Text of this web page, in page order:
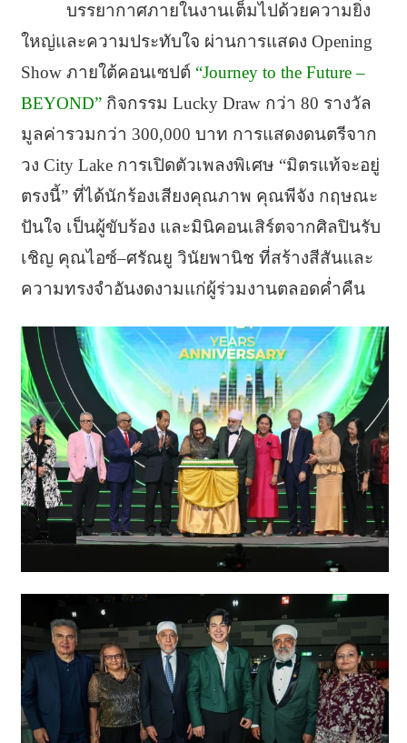
บรรยากาศภายในงานเต็มไปด้วยความยิ่ง
ใหญ่และความประทับใจ ผ่านการแสดง Opening
Show ภายใต้คอนเซปต์ “Journey to the Future –
BEYOND”กิจกรรม Lucky Draw กว่า 80 รางวัล
มูลค่ารวมกว่า 300,000 บาท การแสดงดนตรีจาก
วง City Lake การเปิดตัวเพลงพิเศษ “มิตรแท้จะอยู่
ตรงนี้” ที่ได้นักร้องเสียงคุณภาพ คุณพีจัง กฤษณะ
ปันใจ เป็นผู้ขับร้อง และมินิคอนเสิร์ตจากศิลปินรับ
เชิญ คุณไอซ์–ศรัณยู วินัยพานิช ที่สร้างสีสันและ
ความทรงจำอันงดงามแก่ผู้ร่วมงานตลอดค่ำคืน